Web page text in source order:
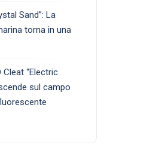
Sand”: La
torna in una
“Electric
sul campo